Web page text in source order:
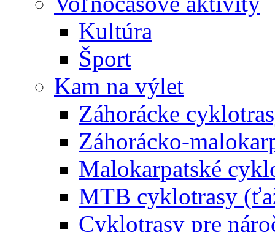
Kultúra
Šport
Kam na výlet
Záhorácke
Záhorácko-
Malokarpatské
MTB cyklotrasy
Cyklotrasy pre